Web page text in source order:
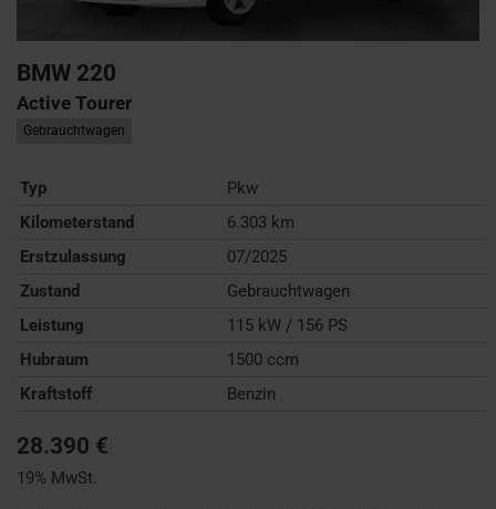
BMW 220
Active Tourer
Gebrauchtwagen
Typ
Pkw
Kilometerstand
6.303 km
Erstzulassung
07/2025
Zustand
Gebrauchtwagen
Leistung
115 kW / 156 PS
Hubraum
1500 ccm
Kraftstoff
Benzin
28.390 €
19% MwSt.